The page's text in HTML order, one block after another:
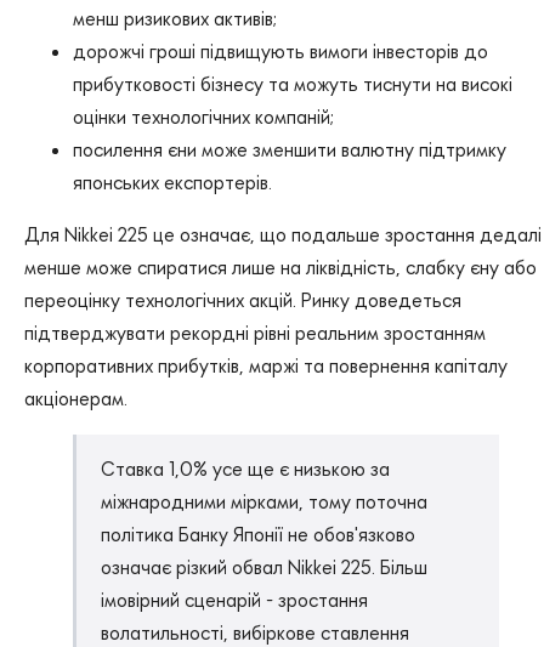
менш ризикових активів;
дорожчі гроші підвищують вимоги інвесторів до
прибутковості бізнесу та можуть тиснути на високі
оцінки технологічних компаній;
посилення єни може зменшити валютну підтримку
японських експортерів.
Для Nikkei 225 це означає, що подальше зростання дедалі
менше може спиратися лише на ліквідність, слабку єну або
переоцінку технологічних акцій. Ринку доведеться
підтверджувати рекордні рівні реальним зростанням
корпоративних прибутків, маржі та повернення капіталу
акціонерам.
Ставка 1,0% усе ще є низькою за
міжнародними мірками, тому поточна
політика Банку Японії не обов'язково
означає різкий обвал Nikkei 225. Більш
імовірний сценарій - зростання
волатильності, вибіркове ставлення